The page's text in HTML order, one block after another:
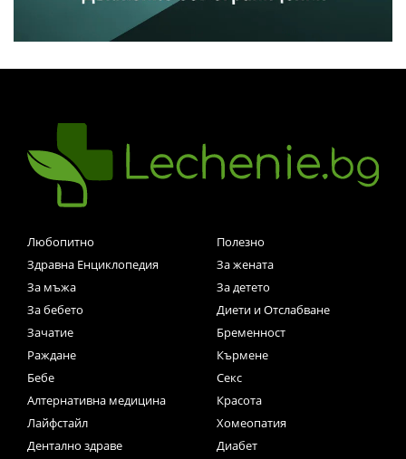
Любопитно
Полезно
Здравна Енциклопедия
За жената
За мъжа
За детето
За бебето
Диети и Отслабване
Зачатие
Бременност
Раждане
Кърмене
Бебе
Секс
Алтернативна медицина
Красота
Лайфстайл
Хомеопатия
Дентално здраве
Диабет